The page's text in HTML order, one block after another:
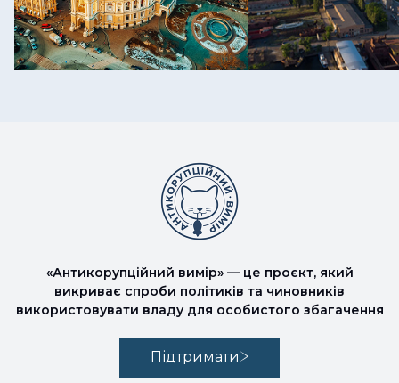
«Антикорупційний вимір» — це проєкт, який
викриває спроби політиків та чиновників
використовувати владу для особистого збагачення
Підтримати